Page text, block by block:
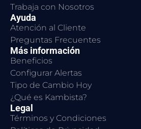
Trabaja con Nosotros
Ayuda
Atención al Cliente
Preguntas Frecuentes
Más información
Beneficios
Configurar Alertas
Tipo de Cambio Hoy
¿Qué es Kambista?
Legal
Términos y Condiciones